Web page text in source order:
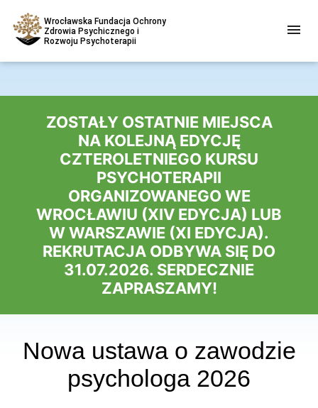
Wrocławska Fundacja Ochrony
Zdrowia Psychicznego i
Rozwoju Psychoterapii
ZOSTAŁY OSTATNIE MIEJSCA
NA KOLEJNĄ EDYCJĘ
CZTEROLETNIEGO KURSU
PSYCHOTERAPII
ORGANIZOWANEGO WE
WROCŁAWIU (XIV EDYCJA) LUB
W WARSZAWIE (XI EDYCJA).
REKRUTACJA ODBYWA SIĘ DO
31.07.2026. SERDECZNIE
ZAPRASZAMY!
Nowa ustawa o zawodzie
psychologa 2026